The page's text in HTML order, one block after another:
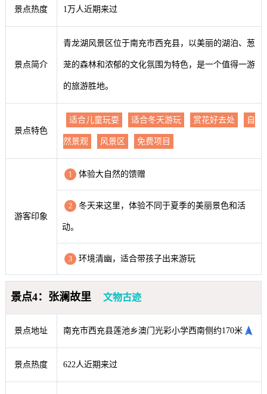
景点热度 1万人近期来过
景点简介
青龙湖风景区位于南充市西充县，以美丽的湖泊、葱
茏的森林和浓郁的文化氛围为特色，是一个值得一游
的旅游胜地。
景点特色
适合儿童玩耍 适合冬天游玩 赏花好去处 自
然景观 风景区 免费项目
游客印象
1 体验大自然的馈赠
2 冬天来这里，体验不同于夏季的美丽景色和活
动。
3 环境清幽，适合带孩子出来游玩
景点4：张澜故里 文物古迹
景点地址 南充市西充县莲池乡澳门光彩小学西南侧约170米
景点热度 622人近期来过